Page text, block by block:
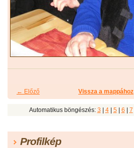
← Előző Vissza a mappához
Automatikus böngészés: 3 4| 5| 6 7
Profilkép